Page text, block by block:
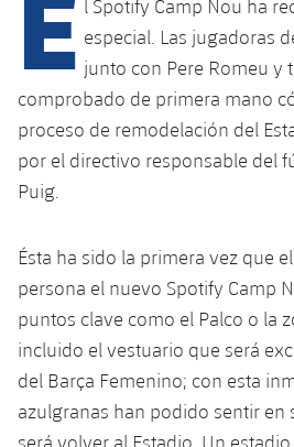
plusicon
más
Instalaciones
Palau Blaugrana
Estadi Johan Cruyff
Ciutat Esportiva
plusicon
más
SUB13
SUB12
SUB11 A
SUB10 A
SUB10 B
SUB9 A
SUB13 B
SUB12 C
SUB11 C
Entradas
Gameday Shows
Resultados
Jugadores
Fotos
Historia
Base
Barça Atlètic
Junior
Cadete A
Infantil A
Infantil B
Mini
Campus Verano
PLUSICON
MÁS
Primer Equipo
plusicon
más
Entradas
Resultados
Clasificaciones
Actualidad
Calendario
Resultados
Clasificaciones
Base
plusicon
más
Actualidad
Juvenil
Cadete A
PLUSICON
MÁS
plusicon
más
Actualidad
Barça Atlètic
plusicon
más
l Spotify Camp Nou ha
especial. Las jugadoras
junto con Pere Romeu y
comprobado de primera mano
proceso de remodelación del
por el directivo responsable del
Puig.
Ésta ha sido la primera vez que
persona el nuevo Spotify Camp
puntos clave como el Palco o la
incluido el vestuario que será
del Barça Femenino; con esta
azulgranas han podido sentir en
será volver al Estadio. Un